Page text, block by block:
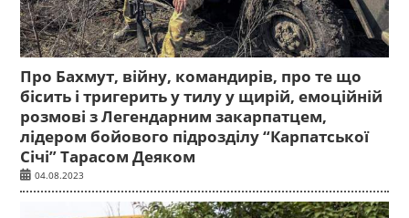
Про Бахмут, війну, командирів, про те що
бісить і тригерить у тилу у щирій, емоційній
розмові з Легендарним закарпатцем,
лідером бойового підрозділу “Карпатської
Січі” Тарасом Деяком
04.08.2023